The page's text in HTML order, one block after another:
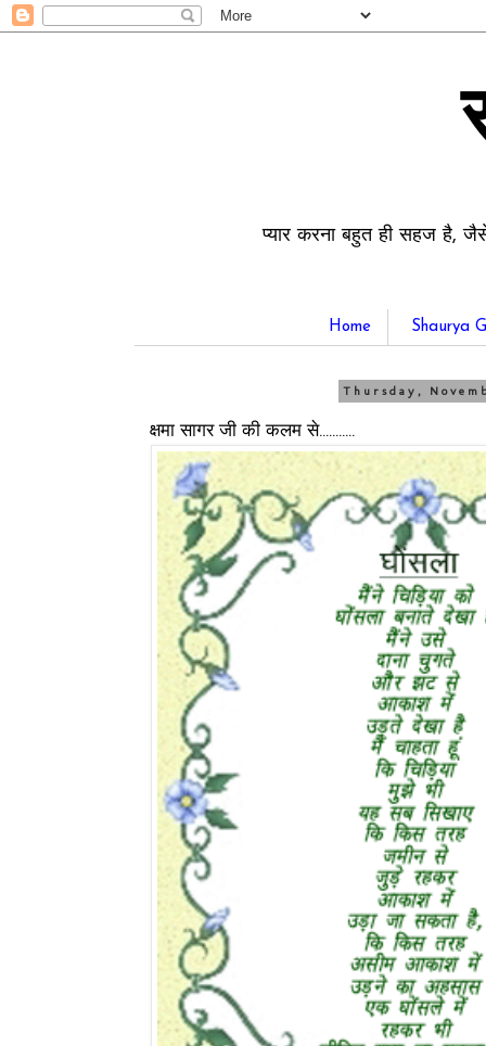
प्यार करना बहुत ही सहज है,
Home Shaurya
Thursday,
क्षमा सागर जी की कलम से...........